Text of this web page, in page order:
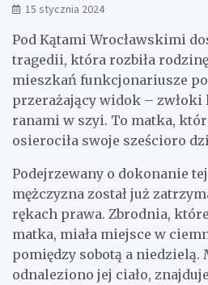
15 stycznia 2024
Pod Kątami Wrocławskimi
tragedii, która rozbiła
mieszkań funkcjonariusze
przerażający widok – zwłoki
ranami w szyi. To matka,
osierociła swoje sześcioro
Podejrzewany o dokonanie
mężczyzna został już
rękach prawa. Zbrodnia,
matka, miała miejsce w
pomiędzy sobotą a
odnaleziono jej ciało,